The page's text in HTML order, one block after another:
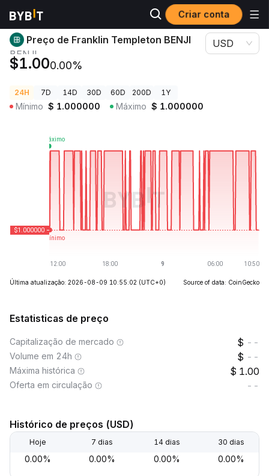
Criar conta
Preços de Criptomoedas Preço de Franklin Templeton BENJI BENJI
Preço de Franklin Templeton BENJI
BENJI
$1.000.00%
USD
24H 7D 14D 30D 60D 200D 1Y
Mínimo $ 1.000000 Máximo $ 1.000000
Última atualização: 2026-08-09 10:55:02 (UTC+0) Source of data: CoinGecko
Estatisticas de preço
Capitalização de mercado --
Volume em 24h --
Máxima histórica 1.00
Oferta em circulação --
Histórico de preços (USD)
Hoje 7 dias 14 dias 30 dias
0.00% 0.00% 0.00% 0.00%